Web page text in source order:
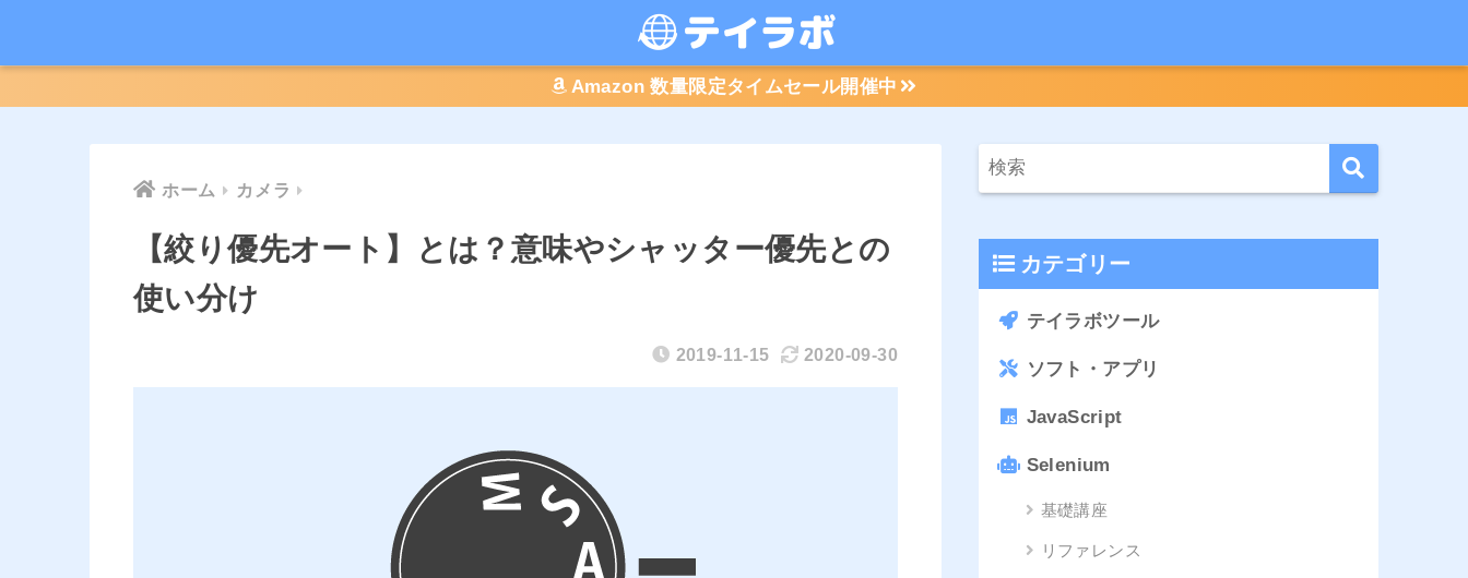
Amazon 数量限定タイムセール開催中
ホーム カメラ
【絞り優先オート】とは？意味やシャッター優先との
使い分け
2019-11-15 2020-09-30
カテゴリー
テイラボツール
ソフト・アプリ
JavaScript
Selenium
基礎講座
リファレンス